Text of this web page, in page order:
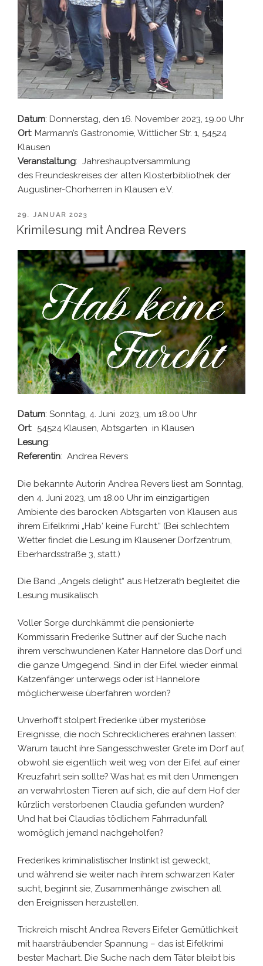
Datum: Donnerstag, den 16. November 2023, 19.00 Uhr
Ort: Marmann’s Gastronomie, Wittlicher Str. 1, 54524
Klausen
Veranstaltung: Jahreshauptversammlung
des Freundeskreises der alten Klosterbibliothek der
Augustiner-Chorherren in Klausen e.V.
VERÖFFENTLICHT
AM
29. JANUAR 2023
Krimilesung mit Andrea Revers
Datum: Sonntag, 4. Juni 2023, um 18.00 Uhr
Ort: 54524 Klausen, Abtsgarten in Klausen
Lesung:
Referentin: Andrea Revers
Die bekannte Autorin Andrea Revers liest am Sonntag,
den 4. Juni 2023, um 18.00 Uhr im einzigartigen
Ambiente des barocken Abtsgarten von Klausen aus
ihrem Eifelkrimi „Hab‘ keine Furcht.“ (Bei schlechtem
Wetter findet die Lesung im Klausener Dorfzentrum,
Eberhardsstraße 3, statt.)
Die Band „Angels delight“ aus Hetzerath begleitet die
Lesung musikalisch.
Voller Sorge durchkämmt die pensionierte
Kommissarin Frederike Suttner auf der Suche nach
ihrem verschwundenen Kater Hannelore das Dorf und
die ganze Umgegend. Sind in der Eifel wieder einmal
Katzenfänger unterwegs oder ist Hannelore
möglicherweise überfahren worden?
Unverhofft stolpert Frederike über mysteriöse
Ereignisse, die noch Schrecklicheres erahnen lassen:
Warum taucht ihre Sangesschwester Grete im Dorf auf,
obwohl sie eigentlich weit weg von der Eifel auf einer
Kreuzfahrt sein sollte? Was hat es mit den Unmengen
an verwahrlosten Tieren auf sich, die auf dem Hof der
kürzlich verstorbenen Claudia gefunden wurden?
Und hat bei Claudias tödlichem Fahrradunfall
womöglich jemand nachgeholfen?
Frederikes kriminalistischer Instinkt ist geweckt,
und während sie weiter nach ihrem schwarzen Kater
sucht, beginnt sie, Zusammenhänge zwischen all
den Ereignissen herzustellen.
Trickreich mischt Andrea Revers Eifeler Gemütlichkeit
mit haarsträubender Spannung – das ist Eifelkrimi
bester Machart. Die Suche nach dem Täter bleibt bis